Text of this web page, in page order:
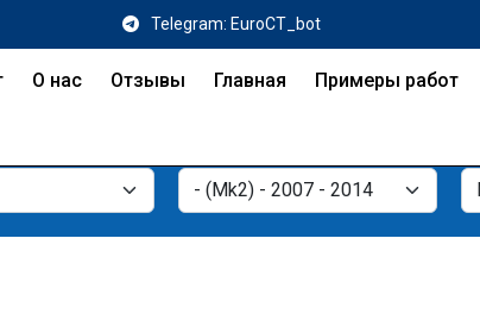
Telegram: EuroCT_bot
О нас Отзывы Главная Примеры работ